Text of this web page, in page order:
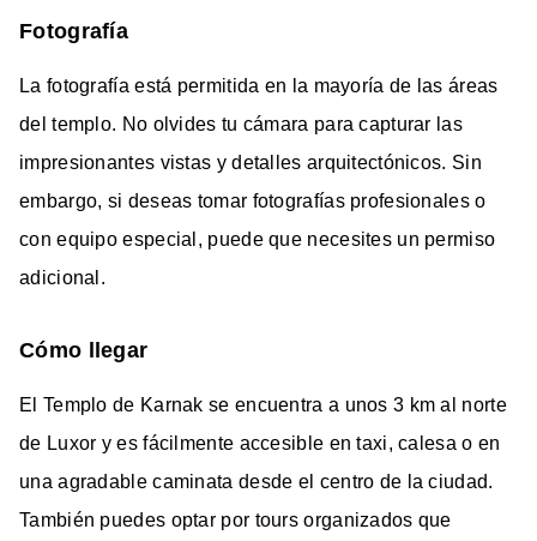
Fotografía
La fotografía está permitida en la mayoría de las áreas
del templo. No olvides tu cámara para capturar las
impresionantes vistas y detalles arquitectónicos. Sin
embargo, si deseas tomar fotografías profesionales o
con equipo especial, puede que necesites un permiso
adicional.
Cómo llegar
El Templo de Karnak se encuentra a unos 3 km al norte
de Luxor y es fácilmente accesible en taxi, calesa o en
una agradable caminata desde el centro de la ciudad.
También puedes optar por tours organizados que